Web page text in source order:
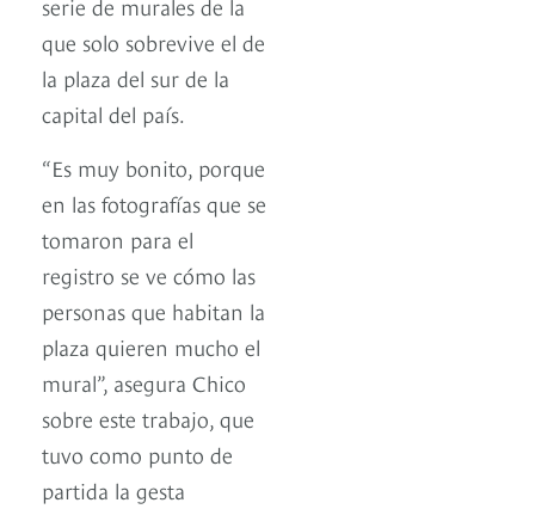
que solo sobrevive el de
la plaza del sur de la
capital del país.
“Es muy bonito, porque
en las fotografías que se
tomaron para el
registro se ve cómo las
personas que habitan la
plaza quieren mucho el
mural”, asegura Chico
sobre este trabajo, que
tuvo como punto de
partida la gesta